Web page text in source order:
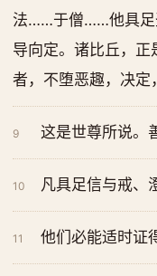
法……于僧……他具足
导向定。诸比丘，
者，不堕恶趣，决定
9 这是世尊所说。
10 凡具足信与戒、
11 他们必能适时证